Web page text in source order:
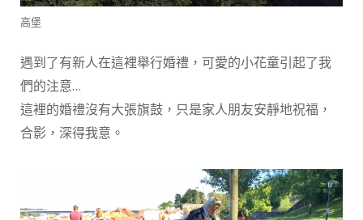
高堡
遇到了有新人在這裡舉行婚禮，可愛的小花童引起了我
們的注意…
這裡的婚禮沒有大張旗鼓，只是家人朋友安靜地祝福，
合影，深得我意。